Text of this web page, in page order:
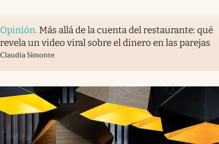
Opinión. Más allá de la cuenta del restaurante: qué
revela un video viral sobre el dinero en las parejas
Claudia Simonte